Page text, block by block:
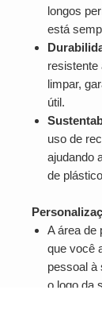
longos
está
resistente
limpar,
útil.
uso de
ajudando
de
A área de
que você
pessoal à
o logo da